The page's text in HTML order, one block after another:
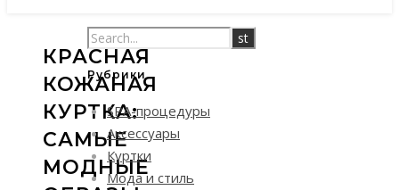
КРАСНАЯ
КОЖАНАЯ
КУРТКА:
САМЫЕ
МОДНЫЕ
Рубрики
SPA-процедуры
Аксессуары
Куртки
Мода и стиль